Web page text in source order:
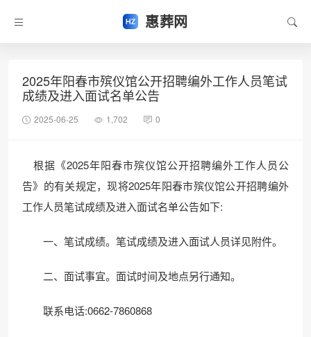
惠葬网
2025年阳春市殡仪馆公开招聘编外工作人员笔试
成绩及进入面试名单公告
2025-06-25 1,702 0
根据《2025年阳春市殡仪馆公开招聘编外工作人员公
告》的有关规定，现将2025年阳春市殡仪馆公开招聘编外
工作人员笔试成绩及进入面试名单公告如下:
一、笔试成绩。笔试成绩及进入面试人员详见附件。
二、面试事宜。面试时间及地点另行通知。
联系电话:0662-7860868